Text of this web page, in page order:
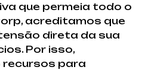
que permeia todo o
acreditamos que
direta da sua
Por isso,
recursos para